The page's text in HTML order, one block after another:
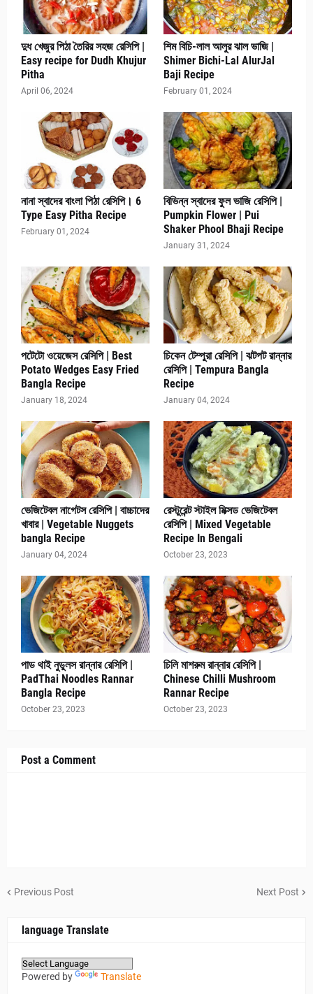
দুধ খেজুর পিঠা তৈরির সহজ রেসিপি |
Easy recipe for Dudh Khujur
Pitha
April 06, 2024
শিম বিচি-লাল আলুর ঝাল ভাজি |
Shimer Bichi-Lal AlurJal
Baji Recipe
February 01, 2024
নানা স্বাদের বাংলা পিঠা রেসিপি। 6
Type Easy Pitha Recipe
February 01, 2024
বিভিন্ন স্বাদের ফুল ভাজি রেসিপি |
Pumpkin Flower | Pui
Shaker Phool Bhaji Recipe
January 31, 2024
পটেটো ওয়েজেস রেসিপি | Best
Potato Wedges Easy Fried
Bangla Recipe
January 18, 2024
চিকেন টেম্পুরা রেসিপি | ঝটপট রান্নার
রেসিপি | Tempura Bangla
Recipe
January 04, 2024
ভেজিটেবল নাগেটস রেসিপি | বাচ্চাদের
খাবার | Vegetable Nuggets
bangla Recipe
January 04, 2024
রেস্টুরেন্ট স্টাইল মিক্সড ভেজিটেবল
রেসিপি | Mixed Vegetable
Recipe In Bengali
October 23, 2023
পাড থাই নুডুলস রান্নার রেসিপি |
PadThai Noodles Rannar
Bangla Recipe
October 23, 2023
চিলি মাশরুম রান্নার রেসিপি |
Chinese Chilli Mushroom
Rannar Recipe
October 23, 2023
Post a Comment
Previous Post Next Post
language Translate
Powered by Translate